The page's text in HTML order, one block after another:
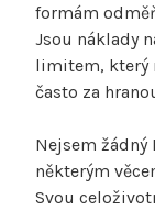
formám
Jsou náklady
limitem, který
často za
Nejsem žádný
některým
Svou